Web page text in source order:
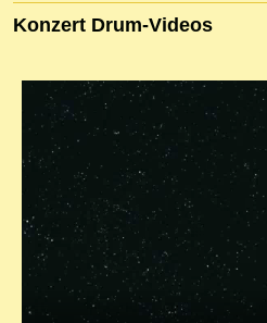
Konzert Drum-Videos